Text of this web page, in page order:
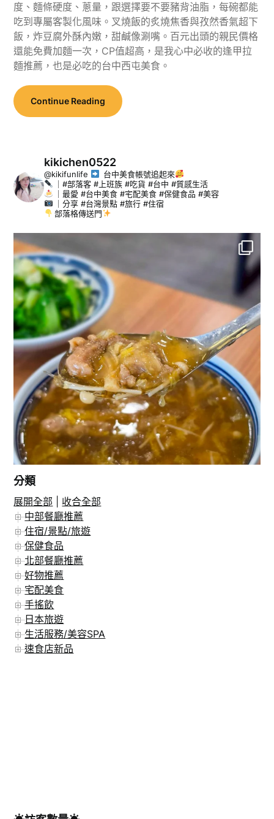
度、麵條硬度、蔥量，跟選擇要不要豬背油脂，每碗都能
吃到專屬客製化風味。叉燒飯的炙燒焦香與孜然香氣超下
飯，炸豆腐外酥內嫩，甜鹹像涮嘴。百元出頭的親民價格
還能免費加麵一次，CP值超高，是我心中必收的逢甲拉
麵推薦，也是必吃的台中西屯美食。
Continue Reading
kikichen0522
@kikifunlife
台中美食帳號追起來
｜#部落客 #上班族 #吃貨 #台中 #質感生活
｜最愛 #台中美食 #宅配美食 #保健食品 #美容
｜分享 #台灣景點 #旅行 #住宿
部落格傳送門
分類
展開全部
收合全部
中部餐廳推薦
住宿/景點/旅遊
保健食品
北部餐廳推薦
好物推薦
宅配美食
手搖飲
日本旅遊
生活服務/美容SPA
速食店新品